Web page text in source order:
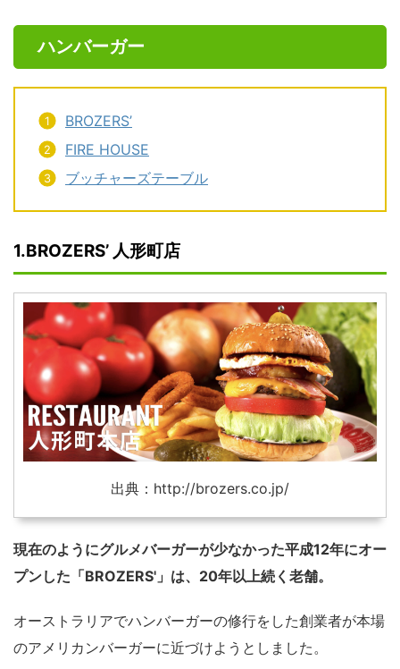
ハンバーガー
BROZERS’
FIRE HOUSE
ブッチャーズテーブル
1.BROZERS’ 人形町店
出典：http://brozers.co.jp/
現在のようにグルメバーガーが少なかった平成12年にオー
プンした「BROZERS'」は、20年以上続く老舗。
オーストラリアでハンバーガーの修行をした創業者が本場
のアメリカンバーガーに近づけようとしました。